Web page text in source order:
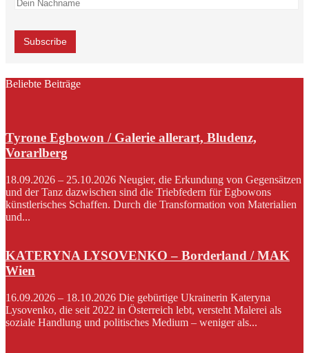
Beliebte Beiträge
Tyrone Egbowon / Galerie allerart, Bludenz,
Vorarlberg
18.09.2026 – 25.10.2026 Neugier, die Erkundung von Gegensätzen
und der Tanz dazwischen sind die Triebfedern für Egbowons
künstlerisches Schaffen. Durch die Transformation von Materialien
und...
KATERYNA LYSOVENKO – Borderland / MAK
Wien
16.09.2026 – 18.10.2026 Die gebürtige Ukrainerin Kateryna
Lysovenko, die seit 2022 in Österreich lebt, versteht Malerei als
soziale Handlung und politisches Medium – weniger als...